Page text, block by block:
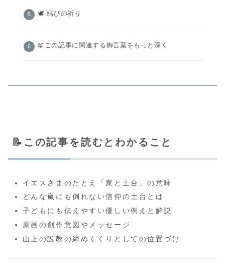
🕊️ 結びの祈り
📖この記事に関連する御言葉をもっと深く
📝この記事を読むとわかること
イエスさまのたとえ「家と土台」の意味
どんな嵐にも倒れない信仰の土台とは
子どもにも伝えやすい優しい例えと解説
原画の創作意図やメッセージ
山上の説教の締めくくりとしての位置づけ